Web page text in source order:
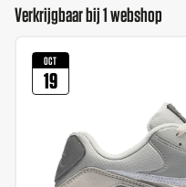
Verkrijgbaar bij 1 webshop
OCT
19